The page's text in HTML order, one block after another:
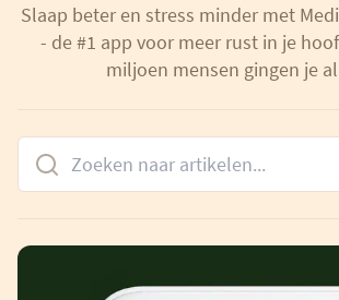
Slaap beter en stress minder met
- de #1 app voor meer rust in je
miljoen mensen gingen je